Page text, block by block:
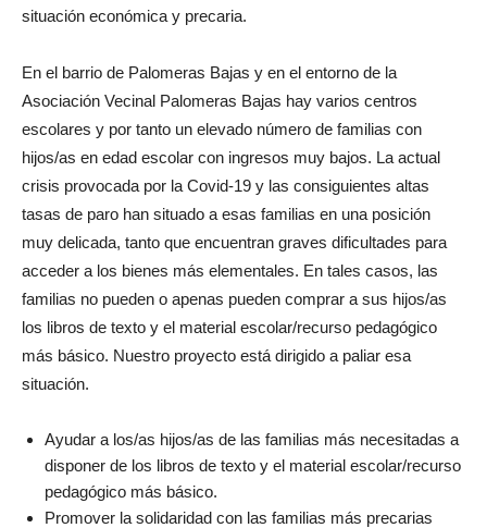
situación económica y precaria.
En el barrio de Palomeras Bajas y en el entorno de la
Asociación Vecinal Palomeras Bajas hay varios centros
escolares y por tanto un elevado número de familias con
hijos/as en edad escolar con ingresos muy bajos. La actual
crisis provocada por la Covid-19 y las consiguientes altas
tasas de paro han situado a esas familias en una posición
muy delicada, tanto que encuentran graves dificultades para
acceder a los bienes más elementales. En tales casos, las
familias no pueden o apenas pueden comprar a sus hijos/as
los libros de texto y el material escolar/recurso pedagógico
más básico. Nuestro proyecto está dirigido a paliar esa
situación.
Ayudar a los/as hijos/as de las familias más necesitadas a
disponer de los libros de texto y el material escolar/recurso
pedagógico más básico.
Promover la solidaridad con las familias más precarias